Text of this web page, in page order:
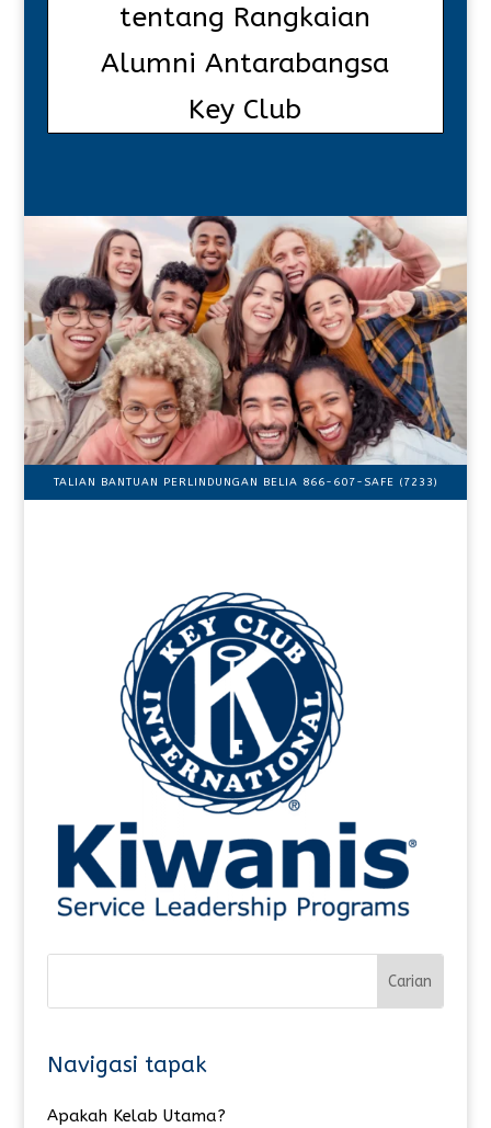
tentang Rangkaian
Alumni Antarabangsa
Key Club
TALIAN BANTUAN PERLINDUNGAN BELIA 866-607-SAFE (7233)
Navigasi tapak
Apakah Kelab Utama?